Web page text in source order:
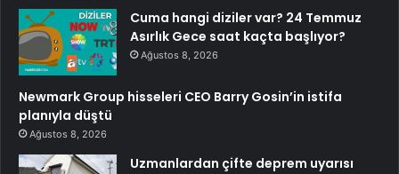
Cuma hangi diziler var? 24 Temmuz
Asırlık Gece saat kaçta başlıyor?
Ağustos 8, 2026
Newmark Group hisseleri CEO Barry Gosin’in istifa
planıyla düştü
Ağustos 8, 2026
Uzmanlardan çifte deprem uyarısı